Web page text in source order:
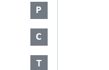
Р
С
Т